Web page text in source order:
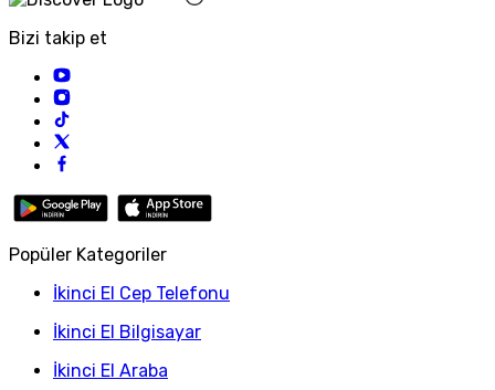
Bizi takip et
Popüler Kategoriler
İkinci El Cep Telefonu
İkinci El Bilgisayar
İkinci El Araba